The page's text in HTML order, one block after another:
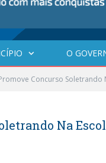
O
Concurso Soletrando
Na